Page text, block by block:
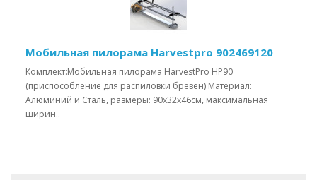
Мобильная пилорама Harvestpro 902469120
Комплект:Мобильная пилорама HarvestPro HP90
(приспособление для распиловки бревен) Материал:
Алюминий и Сталь, размеры: 90x32x46см, максимальная
ширин..